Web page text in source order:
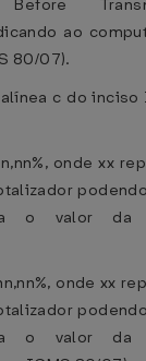
Before
ao
80/07).
c do
onde xx
o valor da
onde xx
o valor da